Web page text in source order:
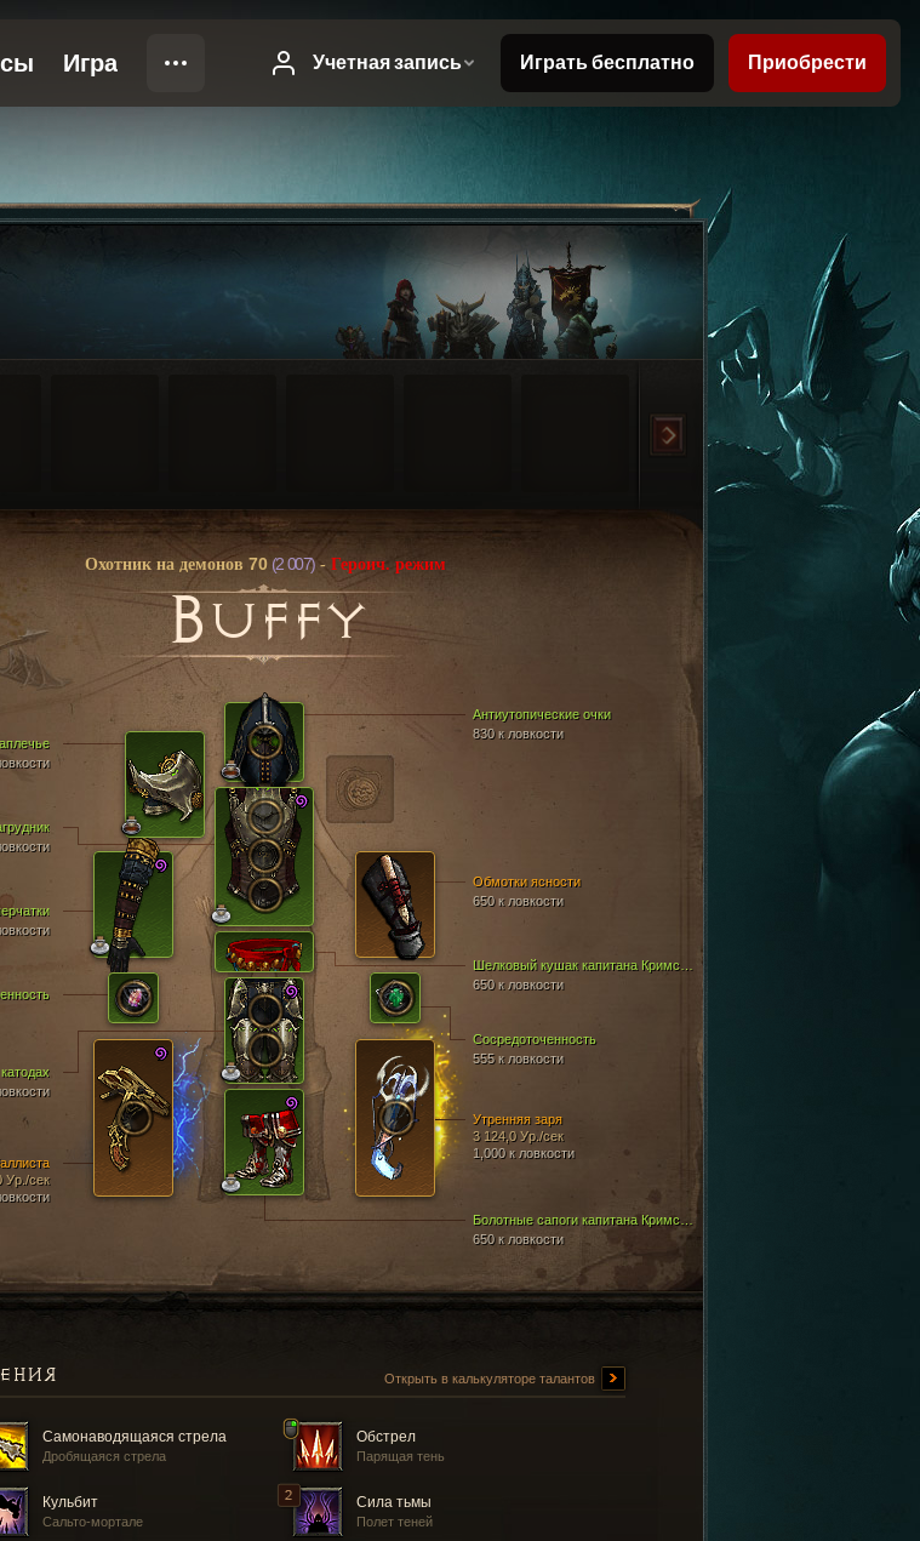
Охотник на демонов 70 (2 007) - Героич. режим
BUFFY
Антиутопические очки
830 к ловкости
650 к ловкости
Обмотки ясности
650 к ловкости
Ур./сек
Утренняя заря
3 124,0 Ур./сек
1,000 к ловкости
650 к ловкости
Сосредоточенность
555 к ловкости
Открыть в калькуляторе талантов
Самонаводящаяся стрела
Дробящаяся стрела
Обстрел
Парящая тень
Кульбит
Сальто-мортале
Сила тьмы
Полет теней